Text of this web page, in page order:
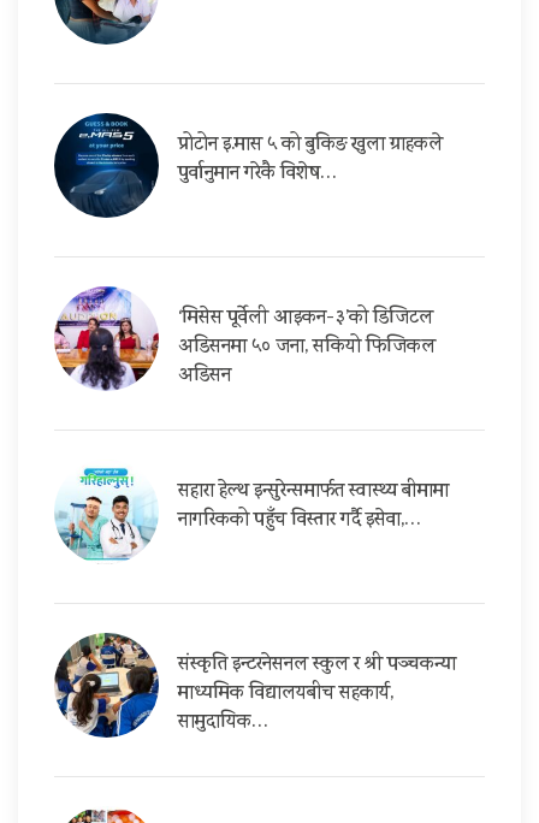
प्रोटोन इ.मास ५ को बुकिङ खुला ग्राहकले
पुर्वानुमान गरेकै विशेष…
‘मिसेस पूर्वेली आइकन-३’को डिजिटल
अडिसनमा ५० जना, सकियो फिजिकल
अडिसन
सहारा हेल्थ इन्सुरेन्समार्फत स्वास्थ्य बीमामा
नागरिकको पहुँच विस्तार गर्दै इसेवा,…
संस्कृति इन्टरनेसनल स्कुल र श्री पञ्चकन्या
माध्यमिक विद्यालयबीच सहकार्य,
सामुदायिक…